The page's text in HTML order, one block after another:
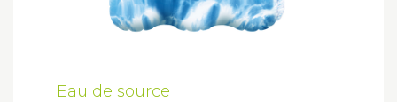
Eau de source